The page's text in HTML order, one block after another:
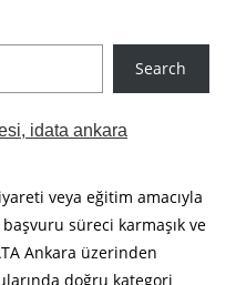
Search
idata ankara
veya eğitim amacıyla
süreci karmaşık ve
Ankara üzerinden
doğru kategori